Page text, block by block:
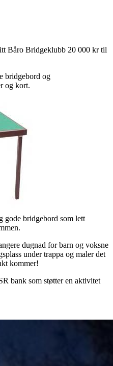
Båro Bridgeklubb 20 000 kr til
bridgebord og
og kort.
gode bridgebord som lett
dugnad for barn og voksne
under trappa og maler det
kommer!
bank som støtter en aktivitet